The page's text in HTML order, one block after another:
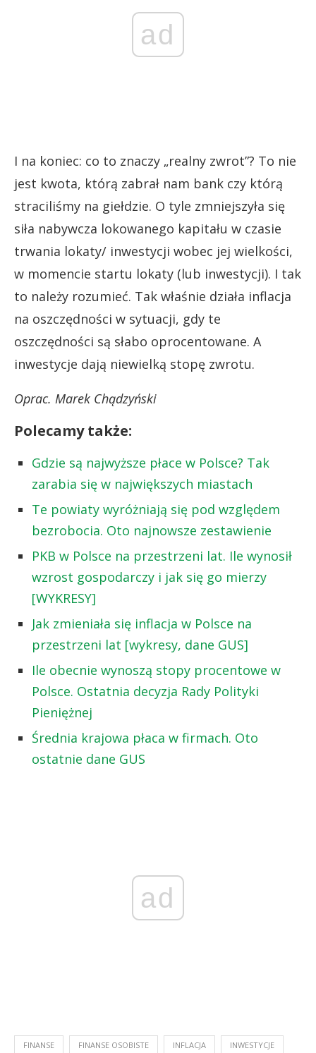
ad
I na koniec: co to znaczy „realny zwrot”? To nie
jest kwota, którą zabrał nam bank czy którą
straciliśmy na giełdzie. O tyle zmniejszyła się
siła nabywcza lokowanego kapitału w czasie
trwania lokaty/ inwestycji wobec jej wielkości,
w momencie startu lokaty (lub inwestycji). I tak
to należy rozumieć. Tak właśnie działa inflacja
na oszczędności w sytuacji, gdy te
oszczędności są słabo oprocentowane. A
inwestycje dają niewielką stopę zwrotu.
Oprac. Marek Chądzyński
Polecamy także:
Gdzie są najwyższe płace w Polsce? Tak
zarabia się w największych miastach
Te powiaty wyróżniają się pod względem
bezrobocia. Oto najnowsze zestawienie
PKB w Polsce na przestrzeni lat. Ile wynosił
wzrost gospodarczy i jak się go mierzy
[WYKRESY]
Jak zmieniała się inflacja w Polsce na
przestrzeni lat [wykresy, dane GUS]
Ile obecnie wynoszą stopy procentowe w
Polsce. Ostatnia decyzja Rady Polityki
Pieniężnej
Średnia krajowa płaca w firmach. Oto
ostatnie dane GUS
ad
FINANSE FINANSE OSOBISTE INFLACJA INWESTYCJE